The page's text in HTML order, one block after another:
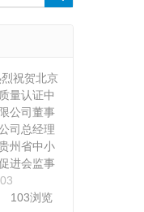
祝贺北京
量认证中
公司董事
司总经理
州省中小
进会监事
103浏览